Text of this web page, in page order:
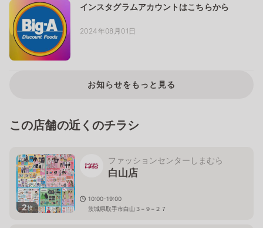
インスタグラムアカウントはこちらから
2024年08月01日
お知らせをもっと見る
この店舗の近くのチラシ
2枚
ファッションセンターしまむら
白山店
10:00-19:00
茨城県取手市白山３−９−２７